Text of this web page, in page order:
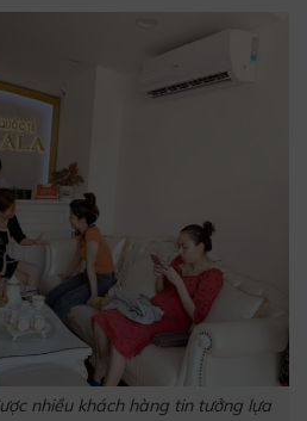
nhiều khách hàng tin tưởng lựa